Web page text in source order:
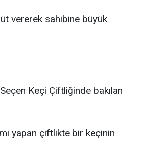
vererek sahibine büyük
Keçi Çiftliğinde bakılan
yapan çiftlikte bir keçinin